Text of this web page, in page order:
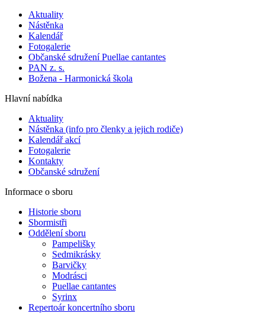
Aktuality
Nástěnka
Kalendář
Fotogalerie
Občanské sdružení Puellae cantantes
PAN z. s.
Božena - Harmonická škola
Hlavní nabídka
Aktuality
Nástěnka (info pro členky a jejich rodiče)
Kalendář akcí
Fotogalerie
Kontakty
Občanské sdružení
Informace o sboru
Historie sboru
Sbormistři
Oddělení sboru
Pampelišky
Sedmikrásky
Barvičky
Modrásci
Puellae cantantes
Syrinx
Repertoár koncertního sboru